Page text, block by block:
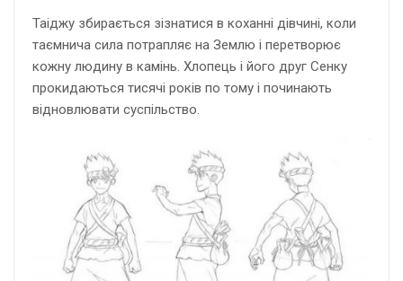
Таіджу збирається зізнатися в коханні дівчині, коли
таємнича сила потрапляє на Землю і перетворює
кожну людину в камінь. Хлопець і його друг Сенку
прокидаються тисячі років по тому і починають
відновлювати суспільство.